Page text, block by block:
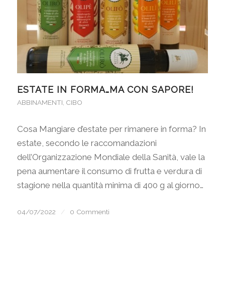
ESTATE IN FORMA…MA CON SAPORE!
ABBINAMENTI CIBO
Cosa Mangiare d’estate per rimanere in forma? In
estate, secondo le raccomandazioni
dell’Organizzazione Mondiale della Sanità, vale la
pena aumentare il consumo di frutta e verdura di
stagione nella quantità minima di 400 g al giorno…
04/07/2022 / 0 Commenti